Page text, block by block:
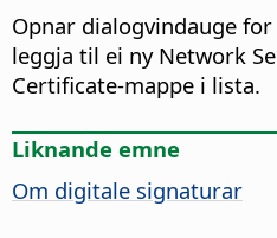
Opnar dialogvindauge
leggja til ei ny Network
Certificate-mappe i lista.
Liknande emne
Om digitale signaturar